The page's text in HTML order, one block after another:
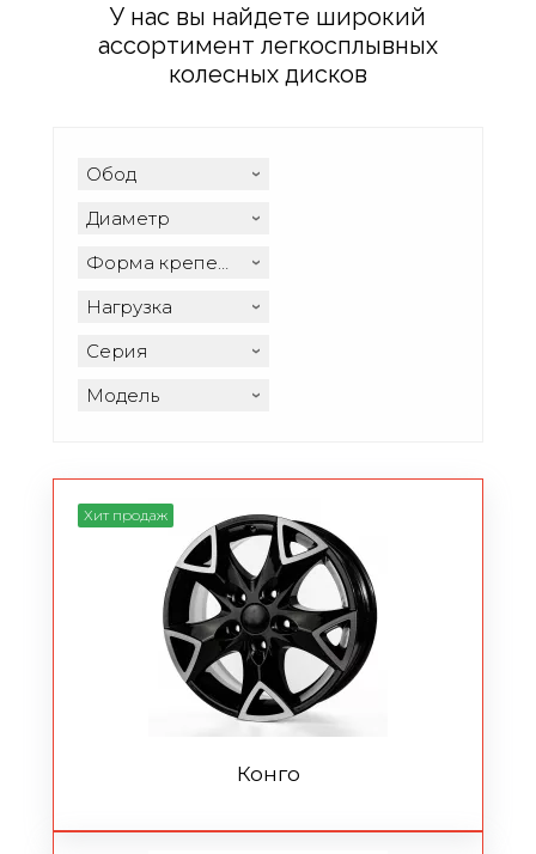
У нас вы найдете широкий
ассортимент легкосплывных
колесных дисков
Обод
Диаметр
Нагрузка
Серия
Модель
Хит продаж
Конго